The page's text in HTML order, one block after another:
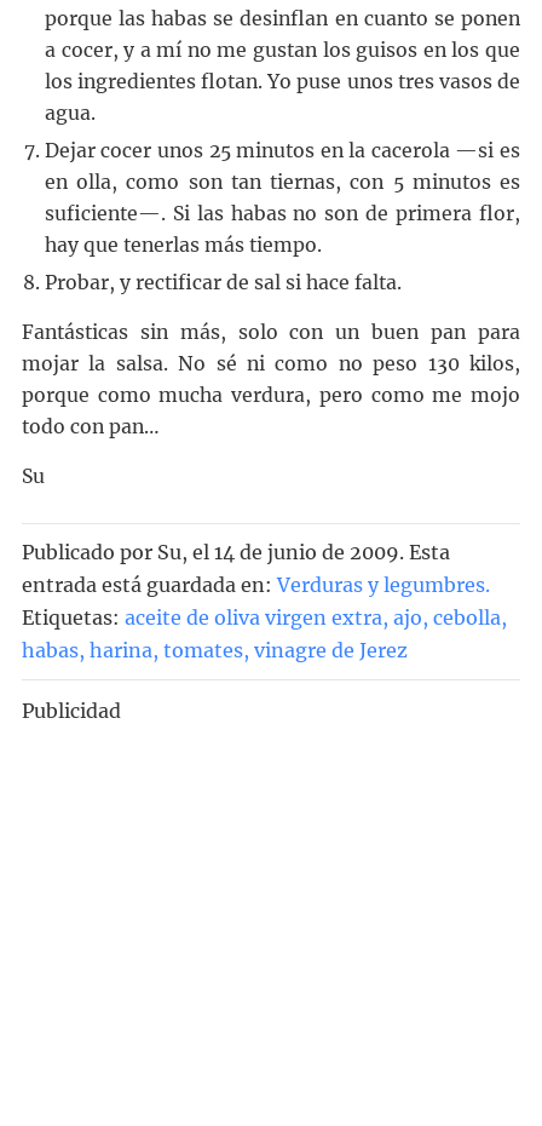
porque las habas se desinflan en cuanto se ponen
a cocer, y a mí no me gustan los guisos en los que
los ingredientes flotan. Yo puse unos tres vasos de
agua.
Dejar cocer unos 25 minutos en la cacerola —si es
en olla, como son tan tiernas, con 5 minutos es
suficiente—. Si las habas no son de primera flor,
hay que tenerlas más tiempo.
Probar, y rectificar de sal si hace falta.
Fantásticas sin más, solo con un buen pan para
mojar la salsa. No sé ni como no peso 130 kilos,
porque como mucha verdura, pero como me mojo
todo con pan…
Su
Publicado por Su, el 14 de junio de 2009. Esta
entrada está guardada en: Verduras y legumbres.
Etiquetas: aceite de oliva virgen extra, ajo, cebolla,
habas, harina, tomates, vinagre de Jerez
Publicidad